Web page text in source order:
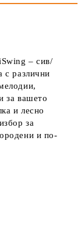
– сив/
с различни
за вашето
и лесно
за
и по-